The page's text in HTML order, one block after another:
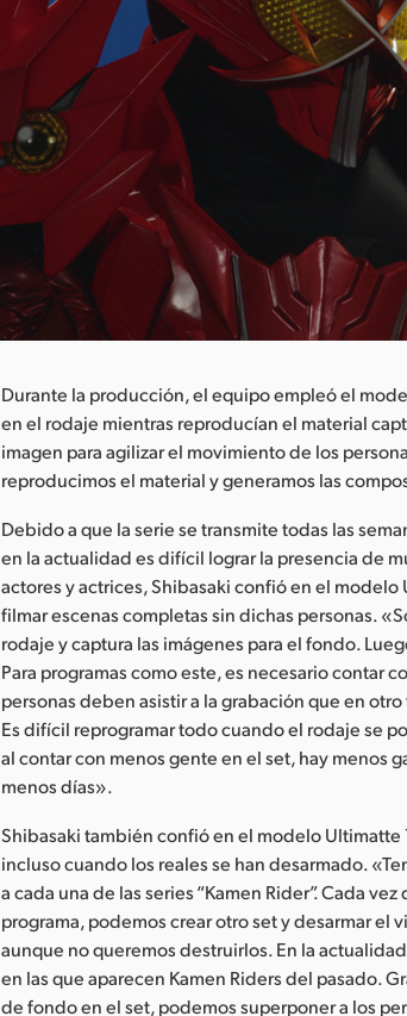
Durante la producción, el equipo empleó el
en el rodaje mientras reproducían el material
imagen para agilizar el movimiento de los
reproducimos el material y generamos las
Debido a que la serie se transmite todas las
en la actualidad es difícil lograr la presencia de
actores y actrices, Shibasaki confió en el
filmar escenas completas sin dichas personas.
rodaje y captura las imágenes para el fondo.
Para programas como este, es necesario contar
personas deben asistir a la grabación que en
Es difícil reprogramar todo cuando el rodaje se
al contar con menos gente en el set, hay menos
menos días».
Shibasaki también confió en el modelo Ultimatte
incluso cuando los reales se han desarmado.
a cada una de las series “Kamen Rider”. Cada
programa, podemos crear otro set y desarmar el
aunque no queremos destruirlos. En la
en las que aparecen Kamen Riders del pasado.
de fondo en el set, podemos superponer a los